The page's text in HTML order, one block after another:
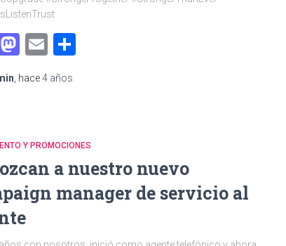
Mastodon
Email
, hace4 años
Y PROMOCIONES
a nuestro nuevo
manager de servicio al